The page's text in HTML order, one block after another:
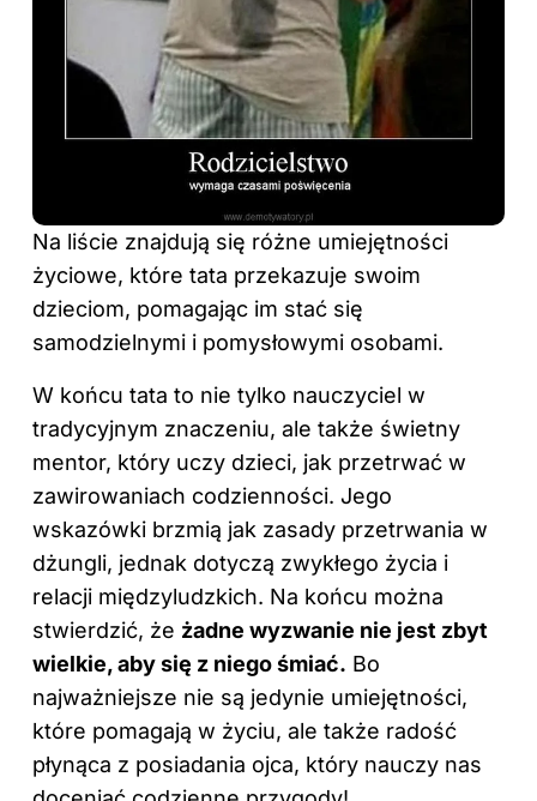
Na liście znajdują się różne umiejętności
życiowe, które tata przekazuje swoim
dzieciom, pomagając im stać się
samodzielnymi i pomysłowymi osobami.
W końcu tata to nie tylko nauczyciel w
tradycyjnym znaczeniu, ale także świetny
mentor, który uczy dzieci, jak przetrwać w
zawirowaniach codzienności. Jego
wskazówki brzmią jak zasady przetrwania w
dżungli, jednak dotyczą zwykłego życia i
relacji międzyludzkich. Na końcu można
stwierdzić, że żadne wyzwanie nie jest zbyt
wielkie, aby się z niego śmiać. Bo
najważniejsze nie są jedynie umiejętności,
które pomagają w życiu, ale także radość
płynąca z posiadania ojca, który nauczy nas